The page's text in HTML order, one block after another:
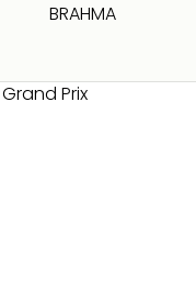
BRAHMA
Prix